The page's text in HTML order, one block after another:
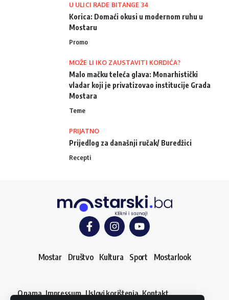
U ULICI RADE BITANGE 34
Korica: Domaći okusi u modernom ruhu u
Mostaru
Promo
MOŽE LI IKO ZAUSTAVITI KORDIĆA?
Malo mačku teleća glava: Monarhistički
vladar koji je privatizovao institucije Grada
Mostara
Teme
PRIJATNO
Prijedlog za današnji ručak/ Buredžici
Recepti
Mostar Društvo Kultura Sport Mostarlook
O nama Impressum Uslovi korištenja Kontakt